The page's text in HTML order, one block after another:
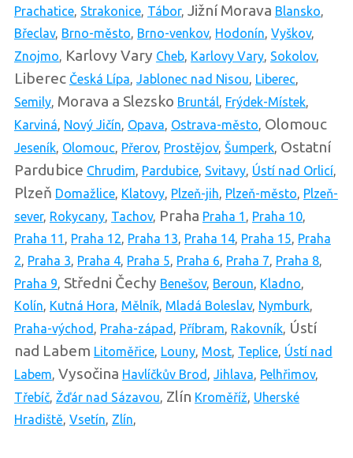
Prachatice, Strakonice, Tábor, Jižní Morava Blansko,
Břeclav, Brno-město, Brno-venkov, Hodonín, Vyškov,
Znojmo, Karlovy Vary Cheb, Karlovy Vary, Sokolov,
Liberec Česká Lípa, Jablonec nad Nisou, Liberec,
Semily, Morava a Slezsko Bruntál, Frýdek-Místek,
Karviná, Nový Jičín, Opava, Ostrava-město, Olomouc
Jeseník, Olomouc, Přerov, Prostějov, Šumperk, Ostatní
Pardubice Chrudim, Pardubice, Svitavy, Ústí nad Orlicí,
Plzeň Domažlice, Klatovy, Plzeň-jih, Plzeň-město, Plzeň-
sever, Rokycany, Tachov, Praha Praha 1 , Praha 10,
Praha 11 , Praha 12, Praha 13, Praha 14, Praha 15, Praha
2, Praha 3, Praha 4, Praha 5, Praha 6, Praha 7, Praha 8,
Praha 9, Středni Čechy Benešov, Beroun, Kladno,
Kolín, Kutná Hora, Mělník, Mladá Boleslav, Nymburk,
Praha-východ , Praha-západ , Příbram, Rakovník, Ústí
nad Labem Litoměřice, Louny, Most, Teplice, Ústí nad
Labem, Vysočina Havlíčkův Brod , Jihlava, Pelhřimov,
Třebíč, Žďár nad Sázavou, Zlín Kroměříž, Uherské
Hradiště, Vsetín, Zlín,